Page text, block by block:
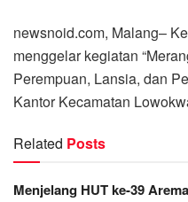
newsnoid.com, Malang–
menggelar kegiatan
Perempuan, Lansia, dan
Kantor Kecamatan
Related Posts
Menjelang HUT ke-39